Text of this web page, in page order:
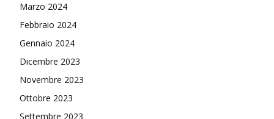
Marzo 2024
Febbraio 2024
Gennaio 2024
Dicembre 2023
Novembre 2023
Ottobre 2023
Settembre 2023